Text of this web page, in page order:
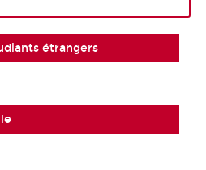
étrangers